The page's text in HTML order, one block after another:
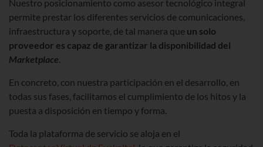
Nuestro posicionamiento como asesor tecnológico integral
permite prestar los diferentes servicios de comunicaciones,
infraestructura y soporte, de tal manera que un solo
proveedor es capaz de garantizar la disponibilidad del
Marketplace.
En concreto, con nuestra participación en el desarrollo, en
todas sus fases, facilitamos el cumplimiento de los hitos y la
puesta a disposición en tiempo y forma.
Toda la plataforma de servicio se aloja en el